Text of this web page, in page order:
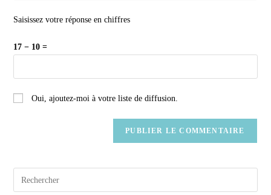
Saisissez votre réponse en chiffres
17 − 10 =
Oui, ajoutez-moi à votre liste de diffusion.